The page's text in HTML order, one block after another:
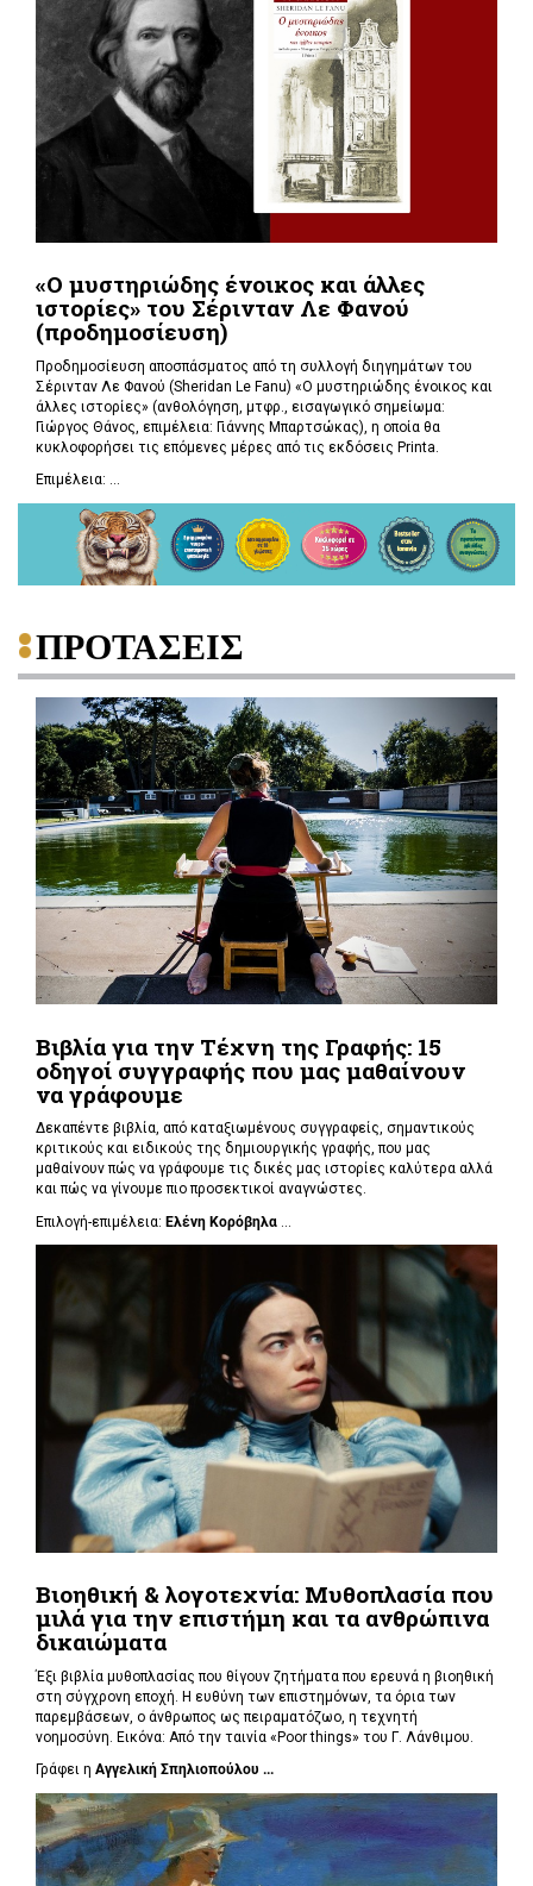
«Ο μυστηριώδης ένοικος και άλλες
ιστορίες» του Σέρινταν Λε Φανού
(προδημοσίευση)
Προδημοσίευση αποσπάσματος από τη συλλογή διηγημάτων του
Σέρινταν Λε Φανού (Sheridan Le Fanu) «Ο μυστηριώδης ένοικος και
άλλες ιστορίες» (ανθολόγηση, μτφρ., εισαγωγικό σημείωμα:
Γιώργος Θάνος, επιμέλεια: Γιάννης Μπαρτσώκας), η οποία θα
κυκλοφορήσει τις επόμενες μέρες από τις εκδόσεις Printa.
Επιμέλεια: ...
ΠΡΟΤΑΣΕΙΣ
Βιβλία για την Τέχνη της Γραφής: 15
οδηγοί συγγραφής που μας μαθαίνουν
να γράφουμε
Δεκαπέντε βιβλία, από καταξιωμένους συγγραφείς, σημαντικούς
κριτικούς και ειδικούς της δημιουργικής γραφής, που μας
μαθαίνουν πώς να γράφουμε τις δικές μας ιστορίες καλύτερα αλλά
και πώς να γίνουμε πιο προσεκτικοί αναγνώστες.
Επιλογή-επιμέλεια: Ελένη Κορόβηλα ...
Βιοηθική & λογοτεχνία: Μυθοπλασία που
μιλά για την επιστήμη και τα ανθρώπινα
δικαιώματα
Έξι βιβλία μυθοπλασίας που θίγουν ζητήματα που ερευνά η βιοηθική
στη σύγχρονη εποχή. Η ευθύνη των επιστημόνων, τα όρια των
παρεμβάσεων, ο άνθρωπος ως πειραματόζωο, η τεχνητή
νοημοσύνη. Εικόνα: Από την ταινία «Poor things» του Γ. Λάνθιμου.
Γράφει η Αγγελική Σπηλιοπούλου ...